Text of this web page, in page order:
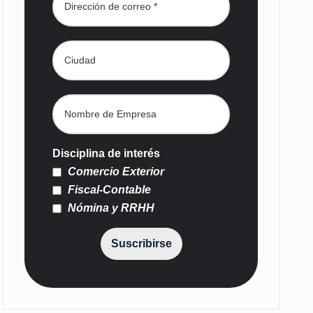
Disciplina de interés
Comercio Exterior
Fiscal-Contable
Nómina y RRHH
Suscribirse